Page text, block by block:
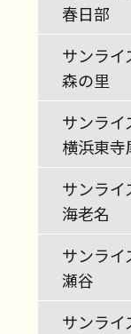
春日部
サンライ
森の里
サンライ
横浜東寺
サンライ
海老名
サンライ
瀬谷
サンライ